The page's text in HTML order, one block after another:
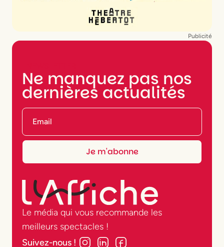
Publicité
Ne manquez pas nos
dernières actualités
Le média qui vous recommande les
meilleurs spectacles !
Suivez-nous !